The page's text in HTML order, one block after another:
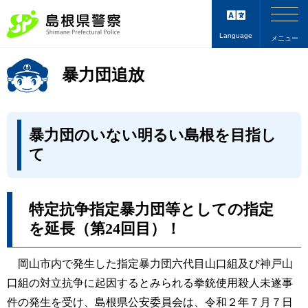
Language メニュー
暴力団追放
暴力団のいない明るい島根を目指し
て
特定抗争指定暴力団等としての指定
を延長（第24回目）！
岡山市内で発生した指定暴力団六代目山口組及び神戸山
口組の対立抗争に起因するとみられる拳銃使用殺人未遂事
件の発生を受け、島根県公安委員会は、令和２年７月７日